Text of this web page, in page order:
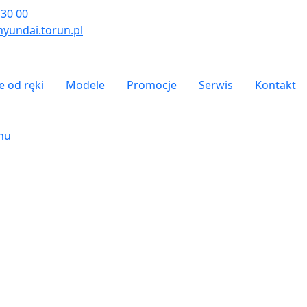
00
- top
od ręki Modele Promocje Serwis
Kontakt